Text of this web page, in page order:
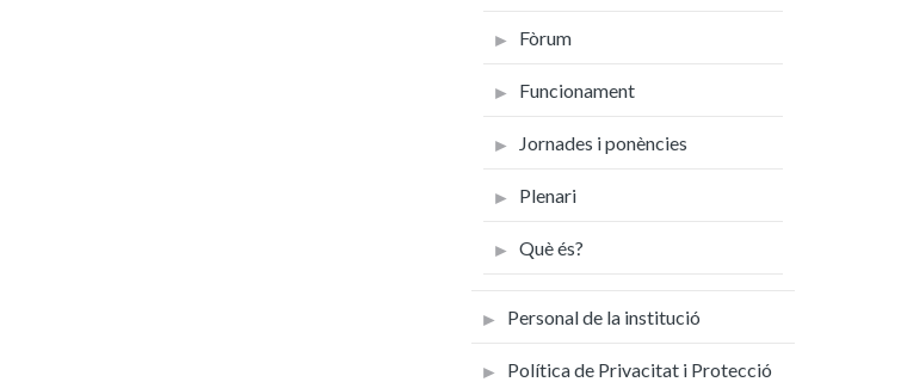
Fòrum
Funcionament
Jornades i ponències
Plenari
Què és?
Personal de la institució
Política de Privacitat i Protecció